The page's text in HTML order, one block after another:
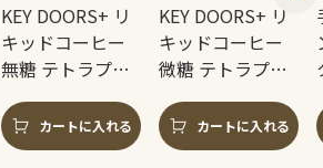
KEY DOORS+ リ
キッドコーヒー
無糖 テトラプリ
カートに入れる
KEY DOORS+ リ
キッドコーヒー
微糖 テトラプリ
カートに入れる